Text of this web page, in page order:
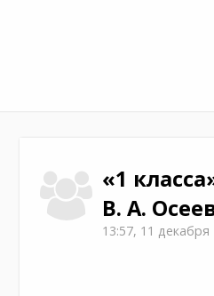
«1
В. А.
13:57, 11 декабря